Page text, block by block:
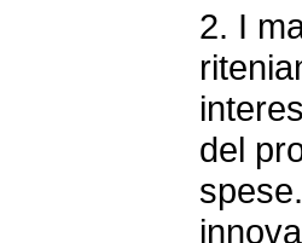
2. I
del